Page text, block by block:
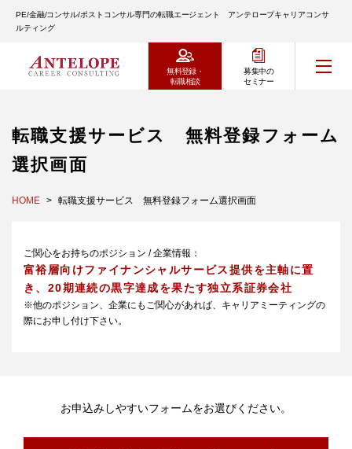
PE/金融/コンサル/ポストコンサル専門の転職エージェント アンテロープキャリアコンサ
ルティング
無料登録・
転職相談
募集中の
セミナー
転職支援サービス 無料登録フォーム
選択画面
HOME 転職支援サービス 無料登録フォーム選択画面
ご関心をお持ちのポジション / 企業情報：
富裕層向けファイナンシャルサービス提供を主軸に置
き、20期連続の黒字達成を果たす独立系証券会社
※他のポジション、企業にもご関心があれば、キャリアミーティングの
際にお申し付け下さい。
お申込みしやすいフォームをお選びください。